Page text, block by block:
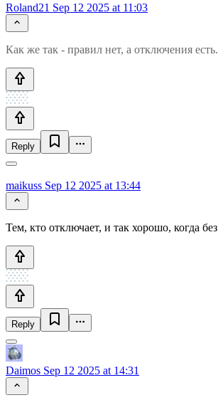
Roland21 Sep 12 2025 at 11:03
Как же так - правил нет, а отключения
Reply
maikuss Sep 12 2025 at 13:44
Тем, кто отключает, и так хорошо, когда
Reply
Daimos Sep 12 2025 at 14:31